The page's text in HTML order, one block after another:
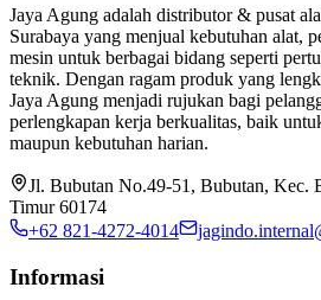
Jaya Agung adalah distributor & pusat
Surabaya yang menjual kebutuhan alat,
mesin untuk berbagai bidang seperti
teknik. Dengan ragam produk yang
Jaya Agung menjadi rujukan bagi
perlengkapan kerja berkualitas, baik
maupun kebutuhan harian.
Jl. Bubutan No.49-51, Bubutan, Kec.
Timur 60174
+62 821-4272-4014
Informasi